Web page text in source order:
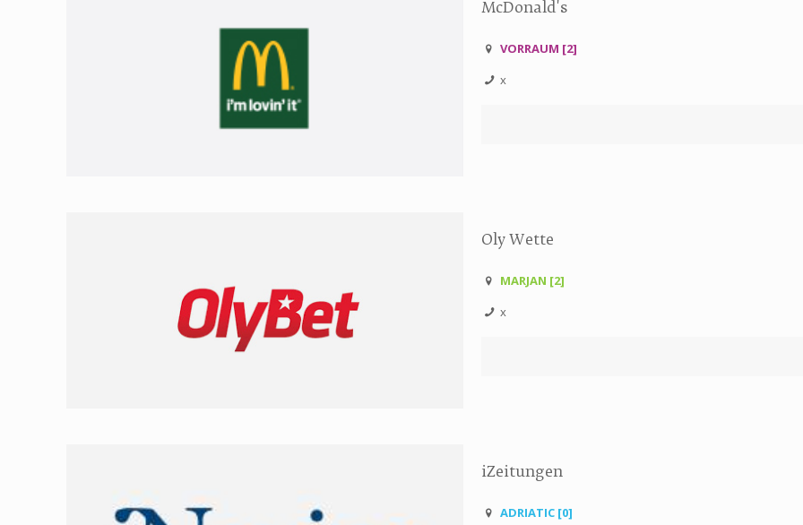
McDonald's
VORRAUM [2]
x
Oly Wette
MARJAN [2]
x
iZeitungen
ADRIATIC [0]